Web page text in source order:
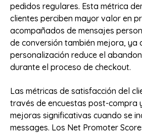
pedidos regulares. Esta métrica
clientes perciben mayor valor en
acompañados de mensajes
de conversión también mejora, ya
personalización reduce el
durante el proceso de checkout.
Las métricas de satisfacción del
través de encuestas post-compra
mejoras significativas cuando se
messages. Los Net Promoter